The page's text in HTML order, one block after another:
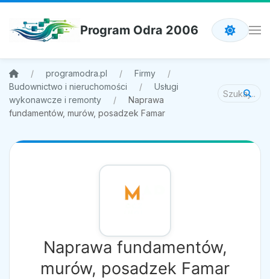
Program Odra 2006
programodra.pl
Firmy
Budownictwo i nieruchomości
Usługi
wykonawcze i remonty
Naprawa
fundamentów, murów, posadzek Famar
Naprawa fundamentów,
murów, posadzek Famar